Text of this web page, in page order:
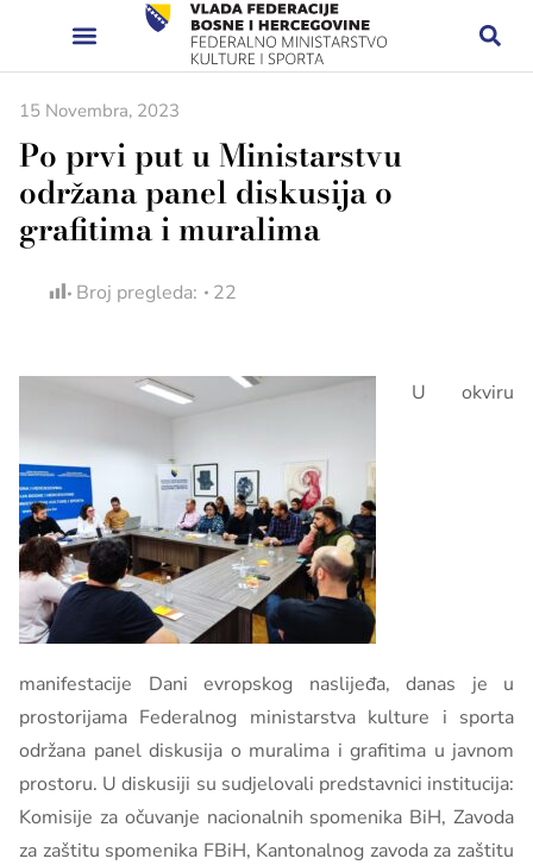
15 Novembra, 2023
Po prvi put u Ministarstvu
održana panel diskusija o
grafitima i muralima
Broj pregleda: 22
U okviru
manifestacije Dani evropskog naslijeđa, danas je u
prostorijama Federalnog ministarstva kulture i sporta
održana panel diskusija o muralima i grafitima u javnom
prostoru. U diskusiji su sudjelovali predstavnici institucija:
Komisije za očuvanje nacionalnih spomenika BiH, Zavoda
za zaštitu spomenika FBiH, Kantonalnog zavoda za zaštitu